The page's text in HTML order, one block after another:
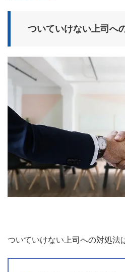
ついていけない上司へ
ついていけない上司への対処法